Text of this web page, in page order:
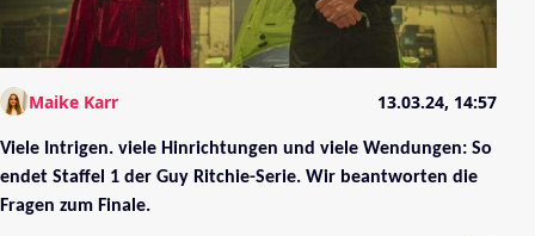
Maike Karr 13.03.24, 14:57
Viele Intrigen. viele Hinrichtungen und viele Wendungen: So
endet Staffel 1 der Guy Ritchie-Serie. Wir beantworten die
Fragen zum Finale.